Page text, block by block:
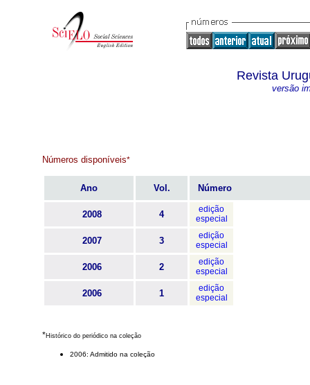
Revista
versão
Números disponíveis*
Ano Vol. Número
2008 4
edição
especial
2007 3
edição
especial
2006 2
edição
especial
2006 1
edição
especial
*Histórico do periódico na coleção
2006: Admitido na coleção